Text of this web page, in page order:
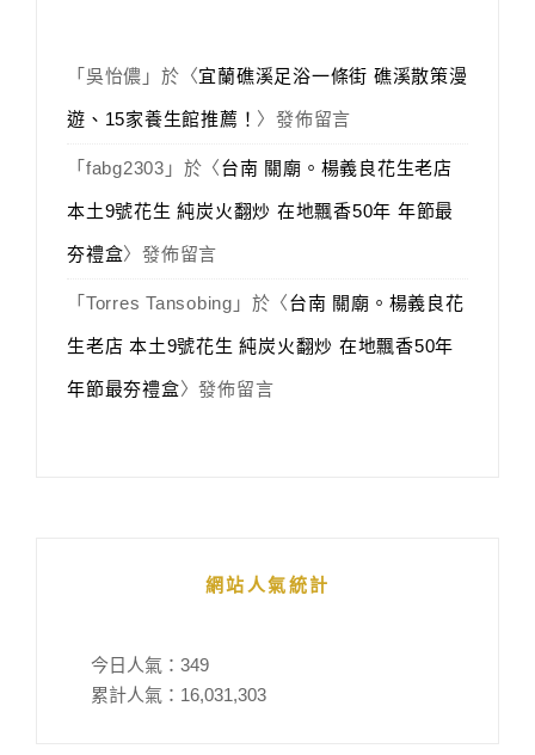
「 吳怡儂 」於〈宜蘭礁溪足浴一條街 礁溪散策漫
遊、15家養生館推薦！ 〉發佈留言
「 fabg2303 」於〈台南 關廟。楊義良花生老店
本土9號花生 純炭火翻炒 在地飄香50年 年節最
夯禮盒〉發佈留言
「 Torres Tansobing 」於〈台南 關廟。楊義良花
生老店 本土9號花生 純炭火翻炒 在地飄香50年
年節最夯禮盒〉發佈留言
網站人氣統計
今日人氣： 349
累計人氣： 16,031,303